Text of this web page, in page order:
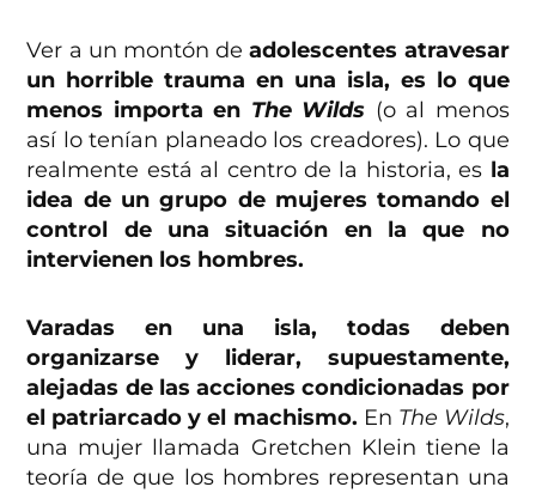
Ver a un montón de adolescentes atravesar
un horrible trauma en una isla, es lo que
menos importa en The Wilds (o al menos
así lo tenían planeado los creadores). Lo que
realmente está al centro de la historia, es la
idea de un grupo de mujeres tomando el
control de una situación en la que no
intervienen los hombres.
Varadas en una isla, todas deben
organizarse y liderar, supuestamente,
alejadas de las acciones condicionadas por
el patriarcado y el machismo. En The Wilds,
una mujer llamada Gretchen Klein tiene la
teoría de que los hombres representan una